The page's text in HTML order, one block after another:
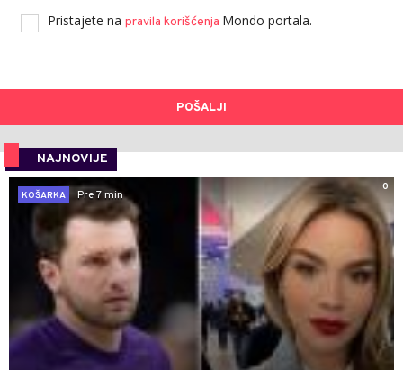
Pristajete na pravila korišćenja Mondo portala.
POŠALJI
NAJNOVIJE
0
KOŠARKA
Pre 7 min